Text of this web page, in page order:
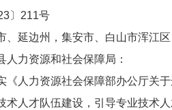
〕211号
、延边州，集安市、白山市浑江
人力资源和社会保障局：
《人力资源社会保障部办公厅关
术人才队伍建设，引导专业技术